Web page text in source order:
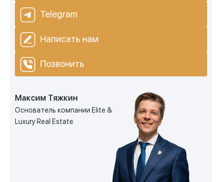
Telegram
Написать нам
Позвонить
Максим Тяжкин
Основатель компании Elite &
Luxury Real Estate